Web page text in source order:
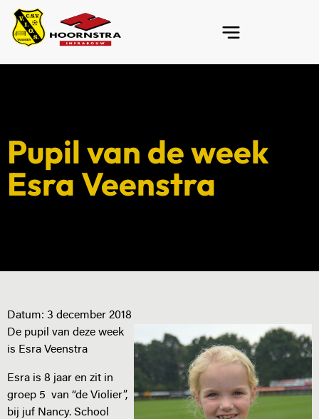
Pupil van de week
Esra Veenstra
Datum: 3 december 2018
De pupil van deze week
is Esra Veenstra
Esra is 8 jaar en zit in
groep 5 van “de Violier”,
bij juf Nancy. School